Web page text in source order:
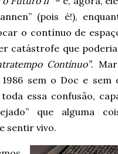
(pois é!),
o contínuo de
catástrofe que
Contínuo”.
sem o Doc e sem
essa confusão,
que alguma
sentir vivo.